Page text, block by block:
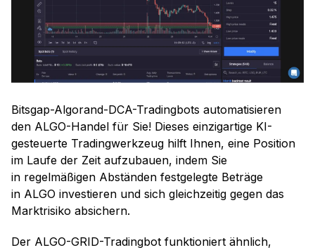
Bitsgap-Algorand-DCA-Tradingbots automatisieren
den ALGO-Handel für Sie! Dieses einzigartige KI-
gesteuerte Tradingwerkzeug hilft Ihnen, eine Position
im Laufe der Zeit aufzubauen, indem Sie
in regelmäßigen Abständen festgelegte Beträge
in ALGO investieren und sich gleichzeitig gegen das
Marktrisiko absichern.
Der ALGO-GRID-Tradingbot funktioniert ähnlich,